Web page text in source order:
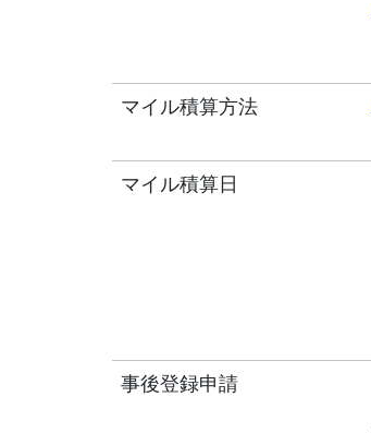
マイル積算方法
マイル積算日
事後登録申請